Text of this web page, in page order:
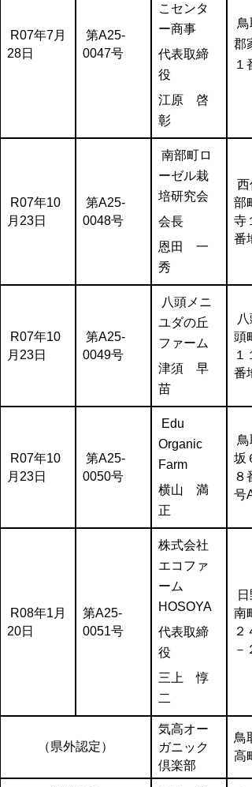
R07年7月
28日
第A25-
0047号
こセンタ
ー商事
代表取締
役
江原 啓
彰
鳥
郡
１
R07年10
月23日
第A25-
0048号
南部町ロ
ーゼル栽
培研究会
会長
恩田 一
秀
西
部
寺
番
R07年10
月23日
第A25-
0049号
八頭メニ
ユダの丘
ファーム
津須 早
苗
八
頭
１
番地
R07年10
月23日
第A25-
0050号
Edu
Organic
Farm
横山 満
正
鳥
坂
８
号
R08年1月
20日
第A25-
0051号
株式会社
エコファ
ーム
HOSOYA
代表取締
役
三上 惇
二
日
南
２
－２
（県外認定）
気高オー
ガニック
倶楽部
鳥
高町